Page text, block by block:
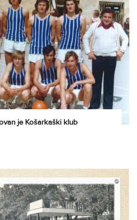
je Košarkaški klub